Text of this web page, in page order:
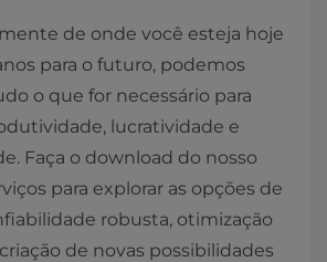
de onde você esteja hoje
para o futuro, podemos
o que for necessário para
lucratividade e
Faça o download do nosso
para explorar as opções de
robusta, otimização
de novas possibilidades